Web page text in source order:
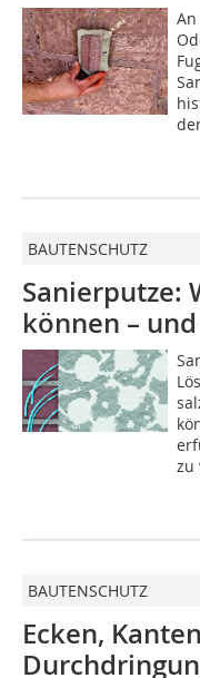
BAUTENSCHUTZ
Sanierputze:
können –
zu
BAUTENSCHUTZ
Ecken,